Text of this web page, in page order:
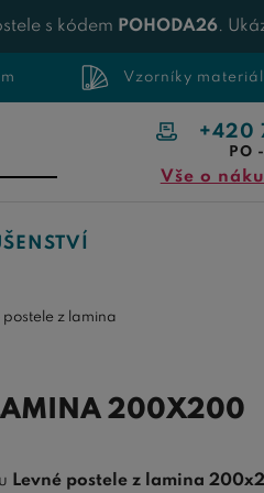
s kódem POHODA26.
Vzorníky
+420
PO
Vše o
postele z lamina
LAMINA 200X200
Levné postele z lamina